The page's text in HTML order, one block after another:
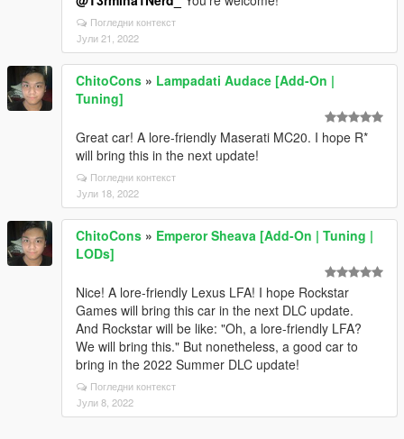
Погледни контекст
Јули 21, 2022
ChitoCons » Lampadati Audace [Add-On |
Tuning]
Great car! A lore-friendly Maserati MC20. I hope R*
will bring this in the next update!
Погледни контекст
Јули 18, 2022
ChitoCons » Emperor Sheava [Add-On | Tuning |
LODs]
Nice! A lore-friendly Lexus LFA! I hope Rockstar
Games will bring this car in the next DLC update.
And Rockstar will be like: "Oh, a lore-friendly LFA?
We will bring this." But nonetheless, a good car to
bring in the 2022 Summer DLC update!
Погледни контекст
Јули 8, 2022